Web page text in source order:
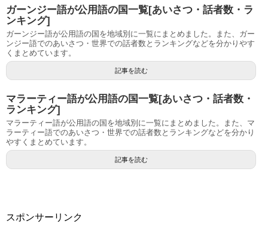
ガーンジー語が公用語の国一覧[あいさつ・話者数・ラ
ンキング]
ガーンジー語が公用語の国を地域別に一覧にまとめました。また、ガー
ンジー語でのあいさつ・世界での話者数とランキングなどを分かりやす
くまとめています。
記事を読む
マラーティー語が公用語の国一覧[あいさつ・話者数・
ランキング]
マラーティー語が公用語の国を地域別に一覧にまとめました。また、マ
ラーティー語でのあいさつ・世界での話者数とランキングなどを分かり
やすくまとめています。
記事を読む
スポンサーリンク